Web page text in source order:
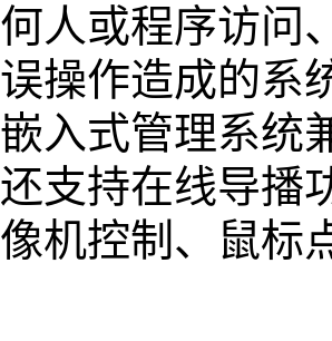
何人或程序访问
误操作造成的系
嵌入式管理系统
还支持在线导播
像机控制、鼠标